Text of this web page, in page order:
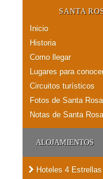
SANTA
Inicio
Historia
Como llegar
Lugares para
Circuitos turísticos
Fotos de Santa Rosa
Notas de Santa Rosa
ALOJAMIENTOS
Hoteles 4 Estrellas